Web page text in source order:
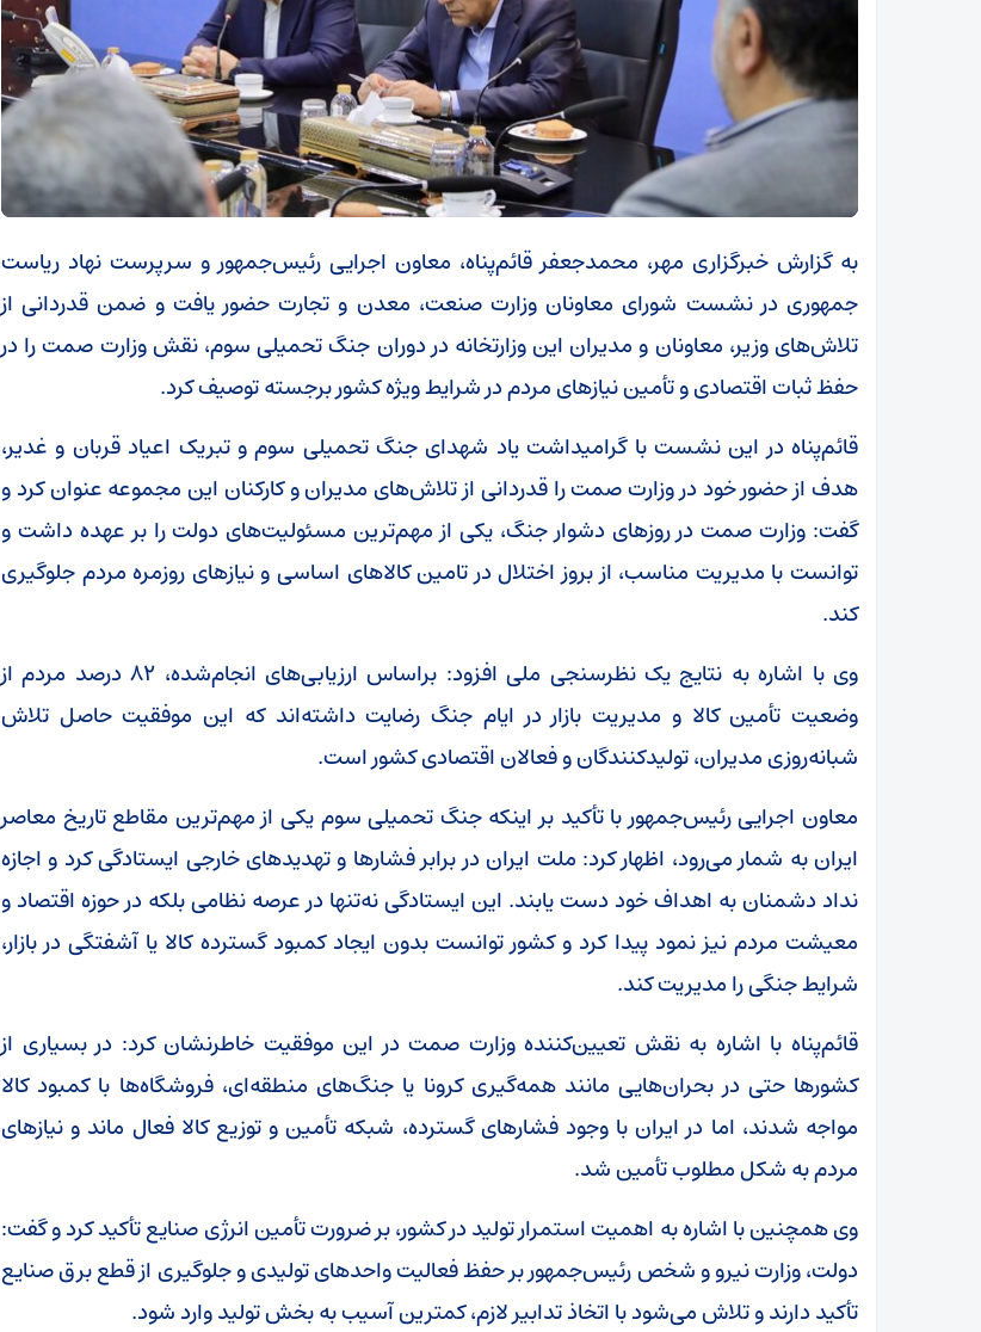
به گزارش خبرگزاری مهر، محمدجعفر قائم‌پناه، معاون اجرایی رئیس‌جمهور و سرپرست نهاد ریاست
جمهوری در نشست شورای معاونان وزارت صنعت، معدن و تجارت حضور یافت و ضمن قدردانی از
تلاش‌های وزیر، معاونان و مدیران این وزارتخانه در دوران جنگ تحمیلی سوم، نقش وزارت صمت را در
حفظ ثبات اقتصادی و تأمین نیازهای مردم در شرایط ویژه کشور برجسته توصیف کرد.
قائم‌پناه در این نشست با گرامیداشت یاد شهدای جنگ تحمیلی سوم و تبریک اعیاد قربان و غدیر،
هدف از حضور خود در وزارت صمت را قدردانی از تلاش‌های مدیران و کارکنان این مجموعه عنوان کرد و
گفت: وزارت صمت در روزهای دشوار جنگ، یکی از مهم‌ترین مسئولیت‌های دولت را بر عهده داشت و
توانست با مدیریت مناسب، از بروز اختلال در تامین کالاهای اساسی و نیازهای روزمره مردم جلوگیری
کند.
وی با اشاره به نتایج یک نظرسنجی ملی افزود: براساس ارزیابی‌های انجام‌شده، ۸۲ درصد مردم از
وضعیت تأمین کالا و مدیریت بازار در ایام جنگ رضایت داشته‌اند که این موفقیت حاصل تلاش
شبانه‌روزی مدیران، تولیدکنندگان و فعالان اقتصادی کشور است.
معاون اجرایی رئیس‌جمهور با تأکید بر اینکه جنگ تحمیلی سوم یکی از مهم‌ترین مقاطع تاریخ معاصر
ایران به شمار می‌رود، اظهار کرد: ملت ایران در برابر فشارها و تهدیدهای خارجی ایستادگی کرد و اجازه
نداد دشمنان به اهداف خود دست یابند. این ایستادگی نه‌تنها در عرصه نظامی بلکه در حوزه اقتصاد و
معیشت مردم نیز نمود پیدا کرد و کشور توانست بدون ایجاد کمبود گسترده کالا یا آشفتگی در بازار،
شرایط جنگی را مدیریت کند.
قائم‌پناه با اشاره به نقش تعیین‌کننده وزارت صمت در این موفقیت خاطرنشان کرد: در بسیاری از
کشورها حتی در بحران‌هایی مانند همه‌گیری کرونا یا جنگ‌های منطقه‌ای، فروشگاه‌ها با کمبود کالا
مواجه شدند، اما در ایران با وجود فشارهای گسترده، شبکه تأمین و توزیع کالا فعال ماند و نیازهای
مردم به شکل مطلوب تأمین شد.
وی همچنین با اشاره به اهمیت استمرار تولید در کشور، بر ضرورت تأمین انرژی صنایع تأکید کرد و گفت:
دولت، وزارت نیرو و شخص رئیس‌جمهور بر حفظ فعالیت واحدهای تولیدی و جلوگیری از قطع برق صنایع
تأکید دارند و تلاش می‌شود با اتخاذ تدابیر لازم، کمترین آسیب به بخش تولید وارد شود.